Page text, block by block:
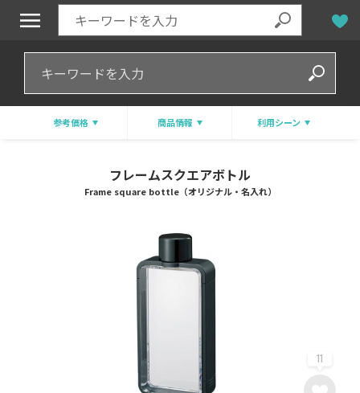
参考価格 商品情報 利用シーン
フレームスクエアボトル
Frame square bottle（オリジナル・名入れ）
11